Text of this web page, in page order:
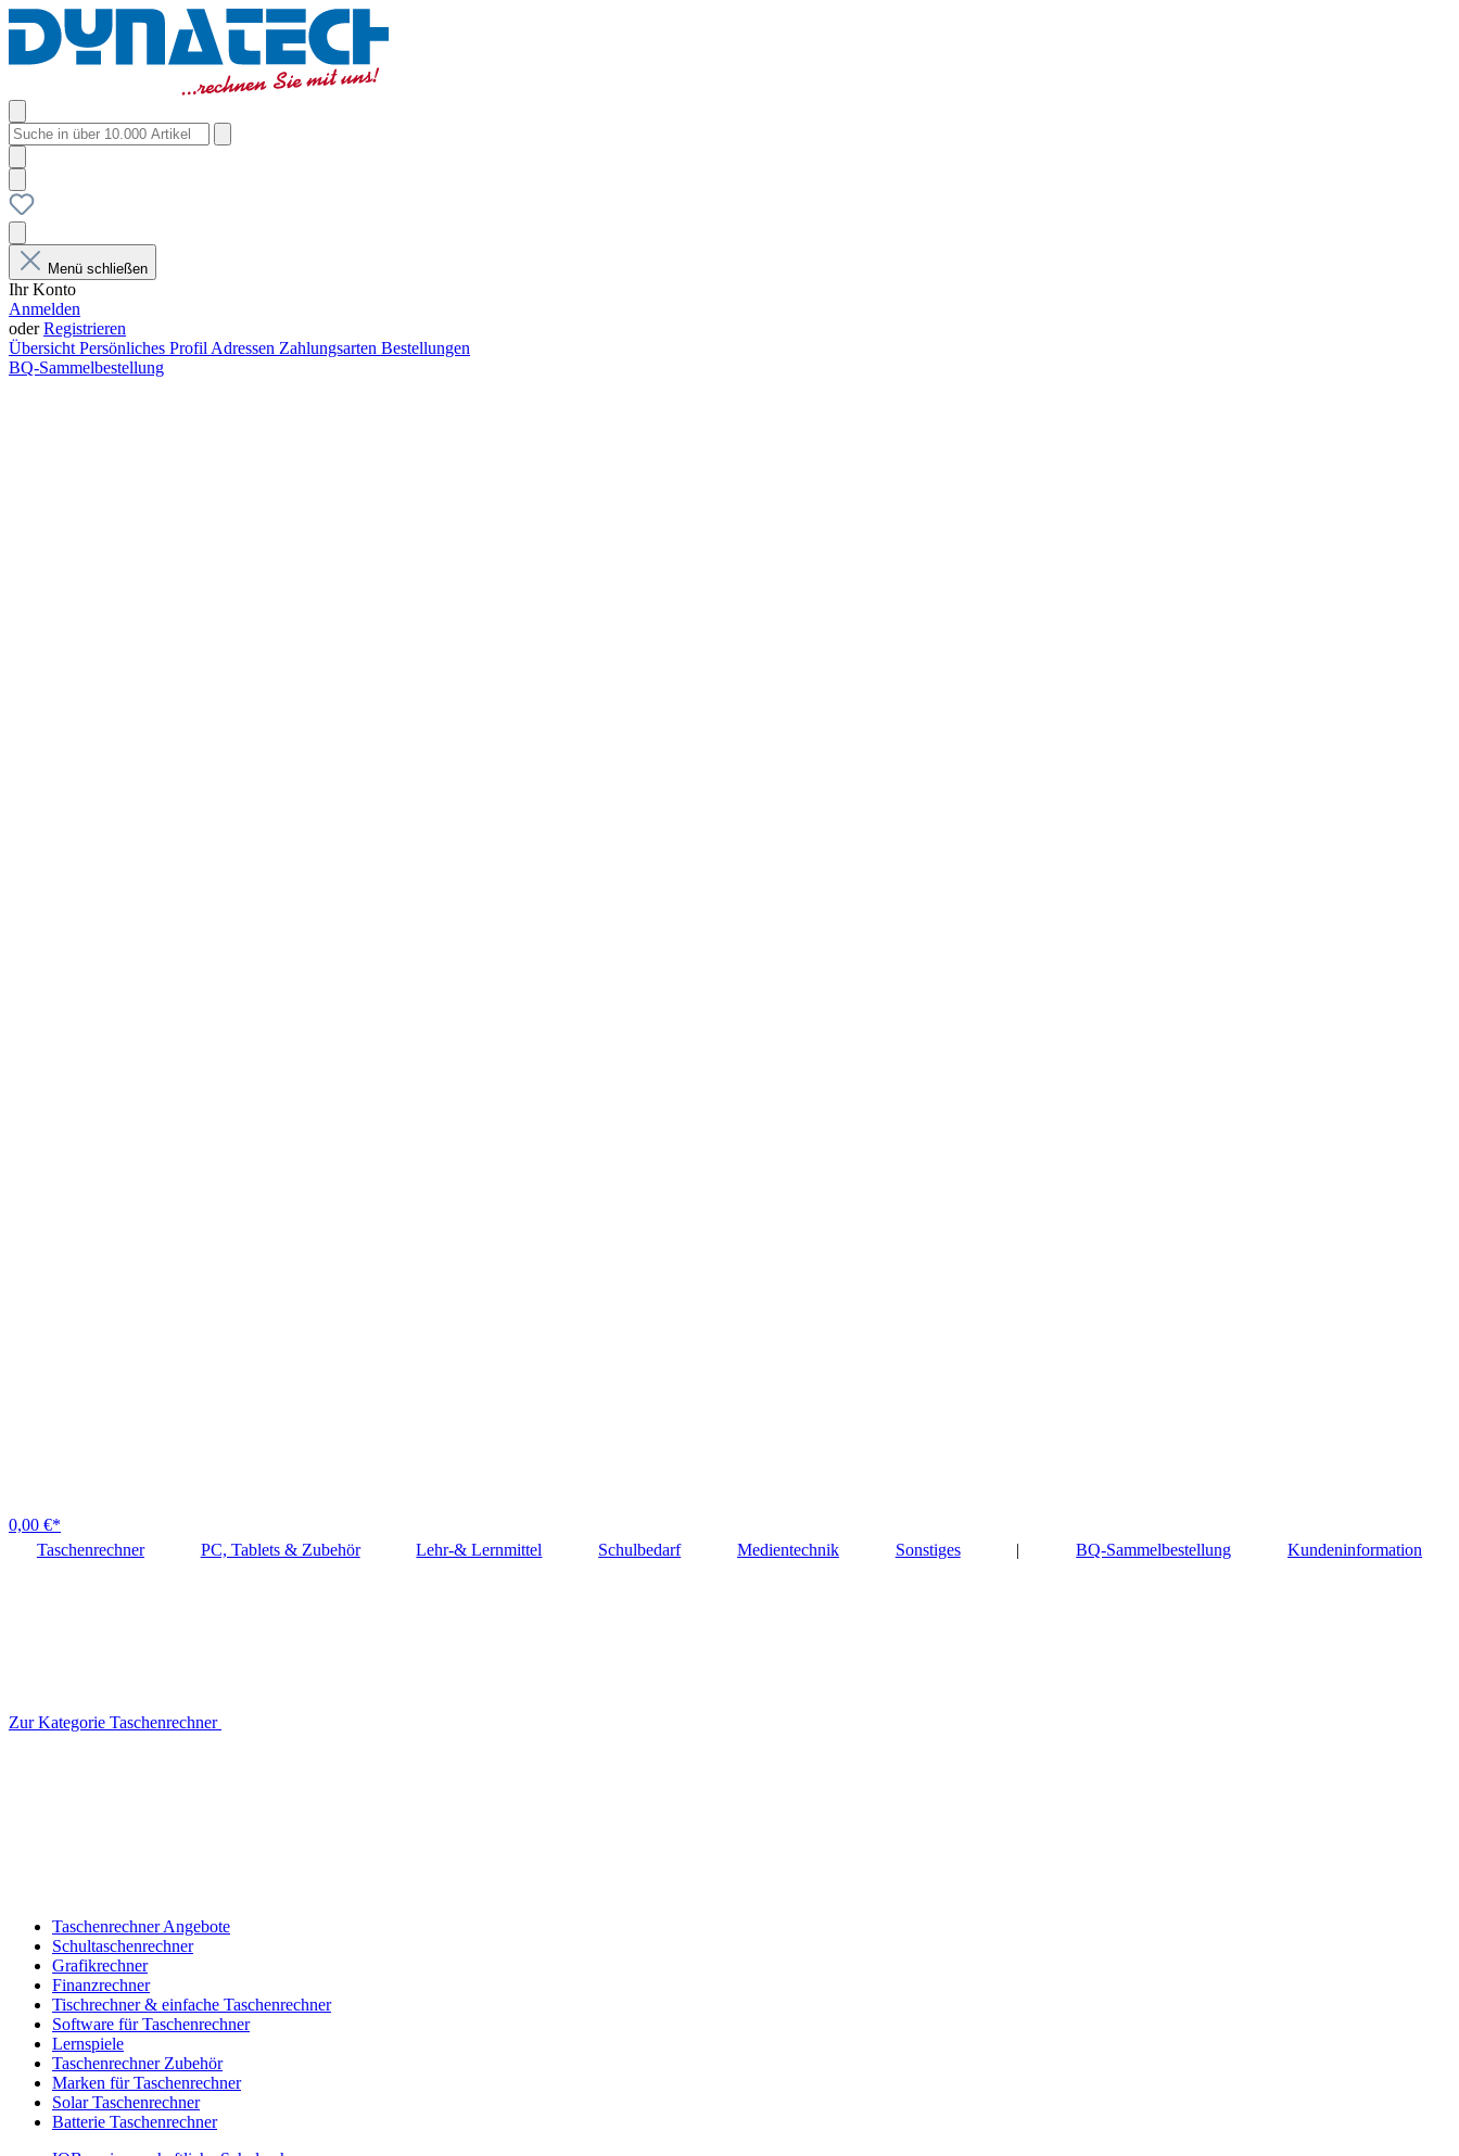
Menü schließen
Ihr Konto
Anmelden
oderRegistrieren
Übersicht Persönliches Profil Adressen Zahlungsarten Bestellungen
BQ-Sammelbestellung
0,00 €*
Taschenrechner
PC, Tablets & Zubehör Lehr-& Lernmittel Schulbedarf Medientechnik Sonstiges | BQ-Sammelbestellung Kundeninformation
Zur Kategorie Taschenrechner
Taschenrechner Angebote
Schultaschenrechner
Grafikrechner
Finanzrechner
Tischrechner & einfache Taschenrechner
Software für Taschenrechner
Lernspiele
Taschenrechner Zubehör
Marken für Taschenrechner
Solar Taschenrechner
Batterie Taschenrechner